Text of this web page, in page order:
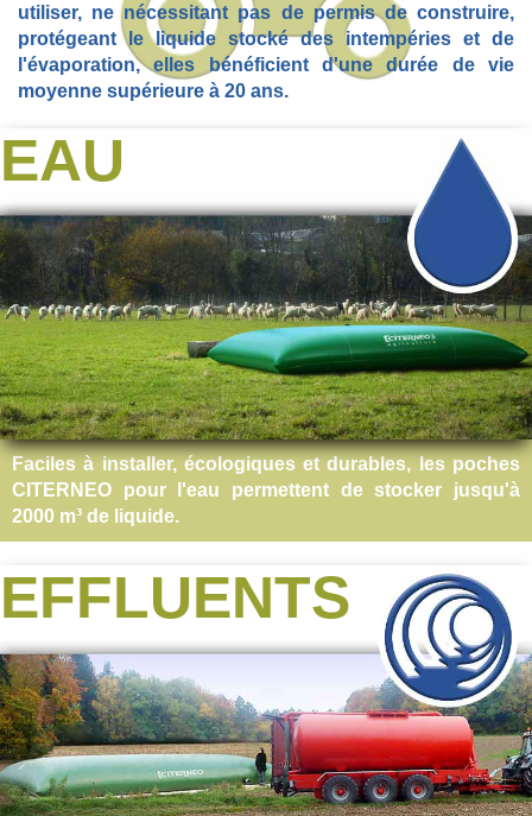
utiliser, ne nécessitant pas de permis de construire,
protégeant le liquide stocké des intempéries et de
l'évaporation, elles bénéficient d'une durée de vie
moyenne supérieure à 20 ans.
EAU
Faciles à installer, écologiques et durables, les poches
CITERNEO pour l'eau permettent de stocker jusqu'à
2000 m³ de liquide.
EFFLUENTS